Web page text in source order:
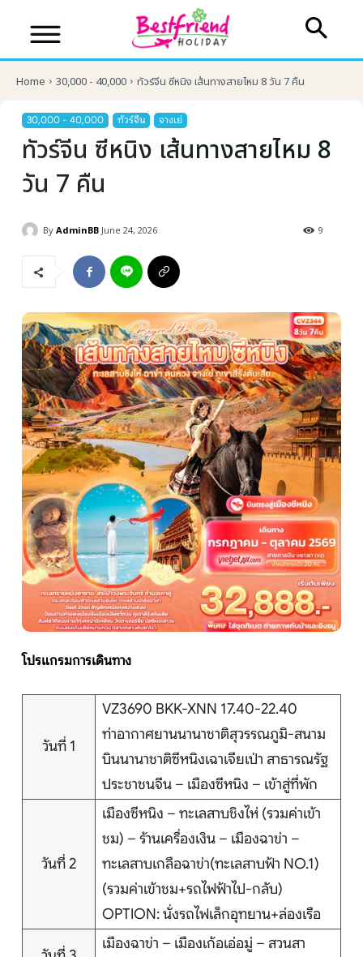
บริษัทเบสเฟรนด์ ฮอลิเดย์
เส้นทางที่ต้องการ
หน้าแรก
ทัวร์ต่างประเทศ
จัดกรุ๊ปต่างประเทศ
โปรไฟไหม้
ทัวร์ในประเทศ
จัดกรุ๊ปในประเทศ
เรือเจ้าพระยา
บริการอื่นๆ
Search
Home 30,000 - 40,000 ทัวร์จีน ซีหนิง เส้นทางสายไหม 8 วัน 7 คืน
30,000 - 40,000 ทัวร์จีน จางเย่
ทัวร์จีน ซีหนิง เส้นทางสายไหม 8
วัน 7 คืน
By AdminBB June 24, 2026 9
โปรแกรมการเดินทาง
วันที่ 1
VZ3690 BKK-XNN 17.40-22.40
ท่าอากาศยานนานาชาติสุวรรณภูมิ-สนาม
บินนานาชาติซีหนิงเฉาเจียเป่า สาธารณรัฐ
ประชาชนจีน – เมืองซีหนิง – เข้าสู่ที่พัก
วันที่ 2
เมืองซีหนิง – ทะเลสาบชิงไห่ (รวมค่าเข้า
ชม) – ร้านเครื่องเงิน – เมืองฉาข่า –
ทะเลสาบเกลือฉาข่า(ทะเลสาบฟ้า NO.1)
(รวมค่าเข้าชม+รถไฟฟ้าไป-กลับ)
OPTION: นั่งรถไฟเล็กอุทยาน+ล่องเรือ
เมืองฉาข่า – เมืองเก้อเอ่อมู่ – สวนสา